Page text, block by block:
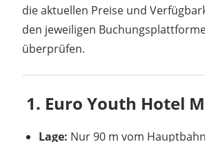
die aktuellen Preise und
den jeweiligen
überprüfen.
1. Euro Youth Hotel
Lage: Nur 90 m vom